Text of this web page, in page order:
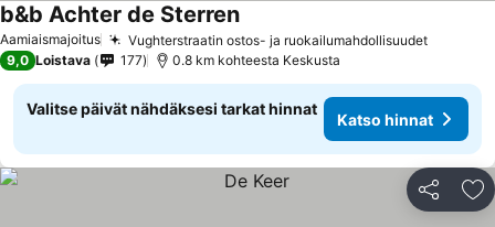
Aamiaismajoitus Vughterstraatin ostos- ja ruokailumahdollisuudetKatso
b&b Achter de SterrenKatso hinnat
9,0 Loistava 177 0.8 km kohteesta Keskusta
Valitse päivät nähdäksesi tarkat hinnat
Katso hinnat
Jaa